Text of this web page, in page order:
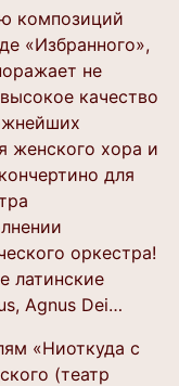
композиций
«Избранного»,
не
качество
женского хора и
для
оркестра!
латинские
Agnus Dei…
«Ниоткуда с
(театр